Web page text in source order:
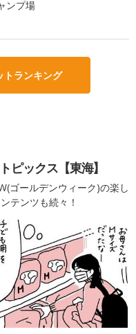
ンプ場
トランキング
ピックス【東海】
ゴールデンウィーク)の楽し
テンツも続々！